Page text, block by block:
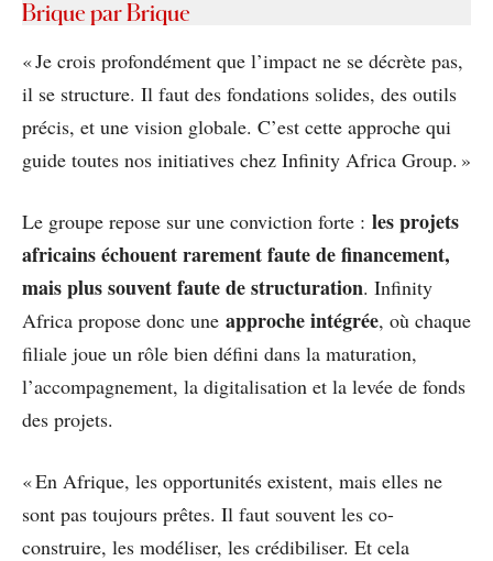
Brique par Brique
« Je crois profondément que l’impact ne se décrète pas,
il se structure. Il faut des fondations solides, des outils
précis, et une vision globale. C’est cette approche qui
guide toutes nos initiatives chez Infinity Africa Group. »
Le groupe repose sur une conviction forte : les projets
africains échouent rarement faute de financement,
mais plus souvent faute de structuration. Infinity
Africa propose donc une approche intégrée, où chaque
filiale joue un rôle bien défini dans la maturation,
l’accompagnement, la digitalisation et la levée de fonds
des projets.
« En Afrique, les opportunités existent, mais elles ne
sont pas toujours prêtes. Il faut souvent les co-
construire, les modéliser, les crédibiliser. Et cela